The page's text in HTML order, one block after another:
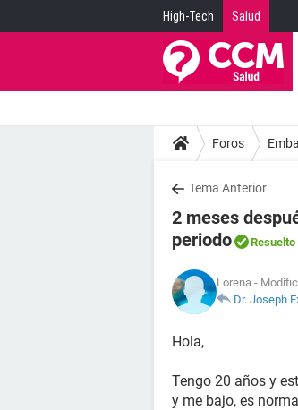
High-Tech Salud
Foros
Tema Anterior
2 meses
periodo
Resuelto
Lorena -
Dr. Joseph
Hola,
Tengo 20 años y
y me bajo, es